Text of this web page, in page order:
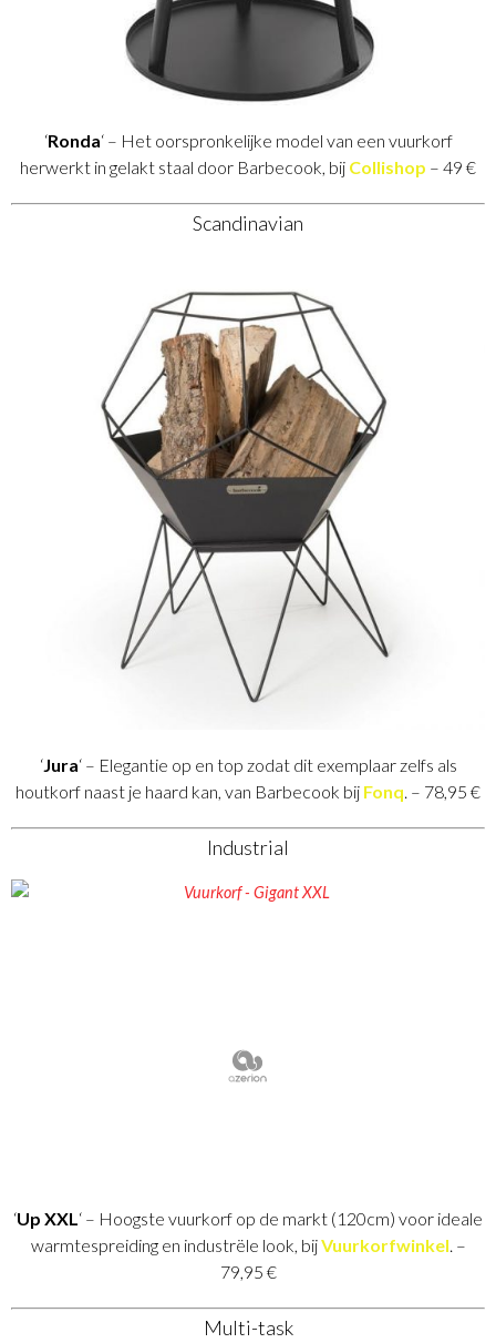
‘Ronda‘ – Het oorspronkelijke model van een vuurkorf
herwerkt in gelakt staal door Barbecook, bij Collishop – 49 €
Scandinavian
‘Jura‘ – Elegantie op en top zodat dit exemplaar zelfs als
houtkorf naast je haard kan, van Barbecook bij Fonq. – 78,95 €
Industrial
‘Up XXL‘ – Hoogste vuurkorf op de markt (120cm) voor ideale
warmtespreiding en industrële look, bijVuurkorfwinkel. –
79,95 €
Multi-task